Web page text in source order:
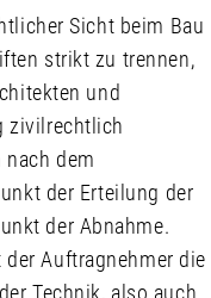
Sicht beim Bau
strikt zu trennen,
und
zivilrechtlich
dem
der Erteilung der
der Abnahme.
Auftragnehmer die
Technik, also auch